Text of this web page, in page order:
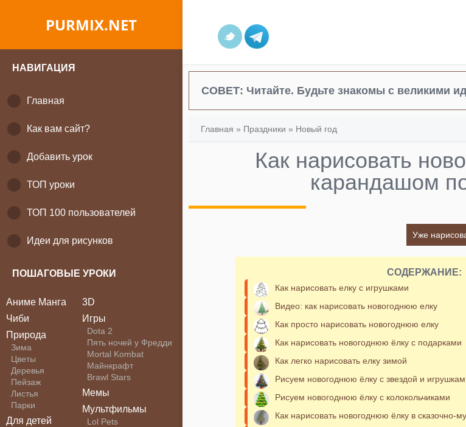
PURMIX.NET
НАВИГАЦИЯ
Главная
Как вам сайт?
Добавить урок
ТОП уроки
ТОП 100 пользователей
Идеи для рисунков
ПОШАГОВЫЕ УРОКИ
Аниме Манга
Чиби
Природа
Зима
Цветы
Деревья
Пейзаж
Листья
Парки
Для детей
3D
Игры
Dota 2
Пять ночей у Фредди
Mortal Kombat
Майнкрафт
Brawl Stars
Мемы
Мультфильмы
Lol Pets
СОВЕТ: Читайте. Будьте знакомы с великими
Главная » Праздники » Новый год
Как нарисовать
карандашом
Уже
СОДЕРЖАНИЕ:
Как нарисовать елку с игрушками
Видео: как нарисовать новогоднюю елку
Как просто нарисовать новогоднюю елку
Как нарисовать новогоднюю ёлку с подарками
Как легко нарисовать елку зимой
Рисуем новогоднюю ёлку с звездой и
Рисуем новогоднюю ёлку с колокольчиками
Как нарисовать новогоднюю ёлку в сказочно-